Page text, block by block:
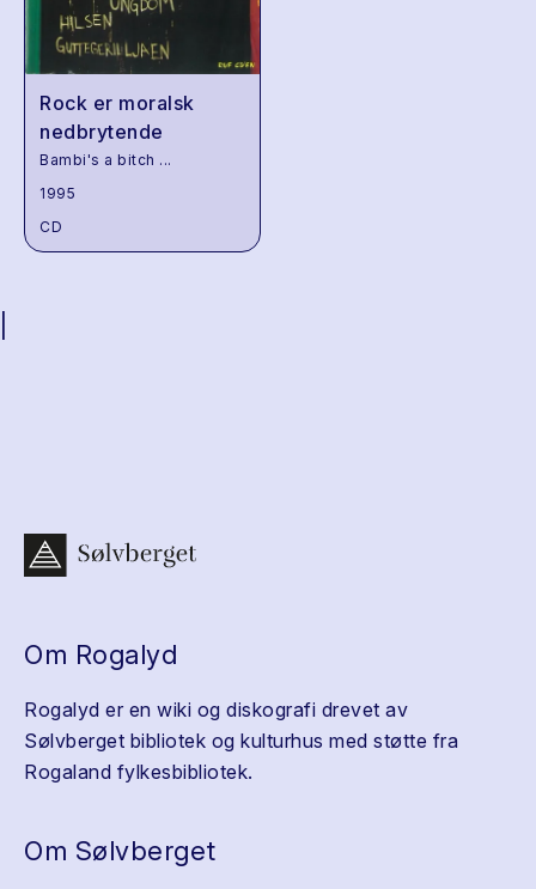
Rock er moralsk
nedbrytende
Bambi's a bitch ...
1995
CD
Om Rogalyd
Rogalyd er en wiki og diskografi drevet av
Sølvberget bibliotek og kulturhus med støtte fra
Rogaland fylkesbibliotek.
Om Sølvberget